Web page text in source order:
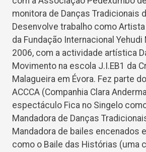
monitora de Danças Tradicionais
Desenvolve trabalho como
da Fundação Internacional
2006, com a actividade artística
Movimento na escola J.I.EB1 da
Malagueira em Évora. Fez parte
ACCCA (Companhia Clara
espectáculo Fica no Singelo
Mandadora de Danças
Mandadora de bailes encenados
como o Baile das Histórias (uma